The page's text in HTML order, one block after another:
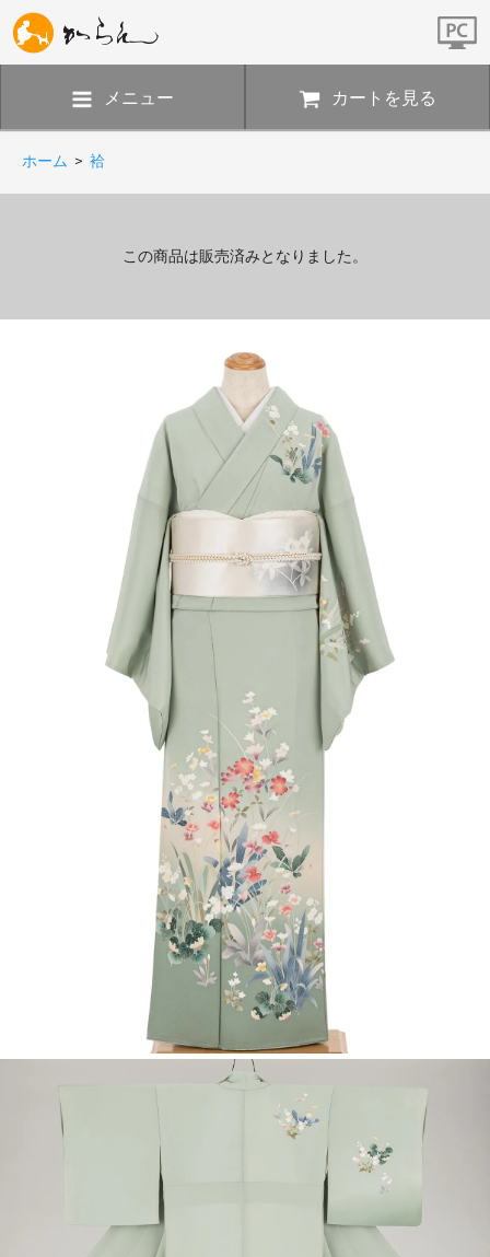
メニュー カートを見る
ホーム > 袷
この商品は販売済みとなりました。